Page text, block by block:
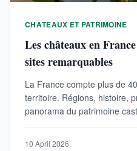
CHÂTEAUX ET PATRIMOINE
Les châteaux en
sites remarquables
La France compte plus de
territoire. Régions, histoire,
panorama du patrimoine
10 April 2026